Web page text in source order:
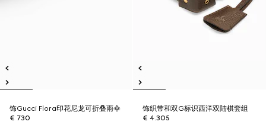
饰Gucci Flora印花尼龙可折叠雨伞
€ 730
饰织带和双G标识西洋双陆棋套组
€ 4.305